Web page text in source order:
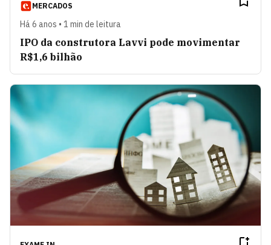
MERCADOS
Há 6 anos • 1 min de leitura
IPO da construtora Lavvi pode movimentar
R$1,6 bilhão